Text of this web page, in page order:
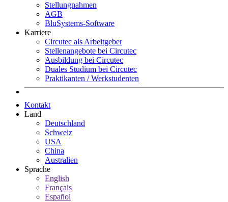
Stellungnahmen
AGB
BluSystems-Software
Karriere
Circutec als Arbeitgeber
Stellenangebote bei Circutec
Ausbildung bei Circutec
Duales Studium bei Circutec
Praktikanten / Werkstudenten
Kontakt
Land
Deutschland
Schweiz
USA
China
Australien
Sprache
English
Français
Español